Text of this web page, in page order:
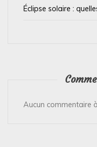
Éclipse solaire :
Aucun commentaire